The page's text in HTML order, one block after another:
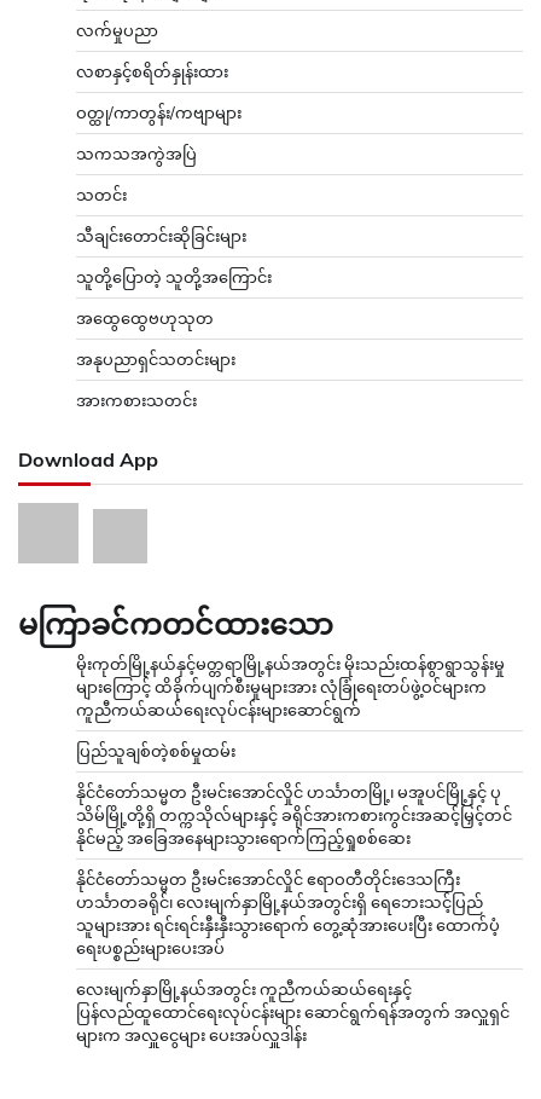
လက်မှုပညာ
လစာနှင့်စရိတ်နှုန်းထား
ဝတ္ထု/ကာတွန်း/ကဗျာများ
သကသအကွဲအပြဲ
သတင်း
သီချင်းတောင်းဆိုခြင်းများ
သူတို့ပြောတဲ့ သူတို့အကြောင်း
အထွေထွေဗဟုသုတ
အနုပညာရှင်သတင်းများ
အားကစားသတင်း
Download App
မကြာခင်ကတင်ထားသော
မိုးကုတ်မြို့နယ်နှင့်မတ္တရာမြို့နယ်အတွင်း မိုးသည်းထန်စွာရွာသွန်းမှု
များကြောင့် ထိခိုက်ပျက်စီးမှုများအား လုံခြုံရေးတပ်ဖွဲ့ဝင်များက
ကူညီကယ်ဆယ်ရေးလုပ်ငန်းများဆောင်ရွက်
ပြည်သူချစ်တဲ့စစ်မှုထမ်း
နိုင်ငံတော်သမ္မတ ဦးမင်းအောင်လှိုင် ဟင်္သာတမြို့၊ မအူပင်မြို့နှင့် ပု
သိမ်မြို့တို့ရှိ တက္ကသိုလ်များနှင့် ခရိုင်အားကစားကွင်းအဆင့်မြှင့်တင်
နိုင်မည့် အခြေအနေများသွားရောက်ကြည့်ရှုစစ်ဆေး
နိုင်ငံတော်သမ္မတ ဦးမင်းအောင်လှိုင် ဧရာဝတီတိုင်းဒေသကြီး
ဟင်္သာတခရိုင်၊ လေးမျက်နှာမြို့နယ်အတွင်းရှိ ရေဘေးသင့်ပြည်
သူများအား ရင်းရင်းနှီးနှီးသွားရောက် တွေ့ဆုံအားပေးပြီး ထောက်ပံ့
ရေးပစ္စည်းများပေးအပ်
လေးမျက်နှာမြို့နယ်အတွင်း ကူညီကယ်ဆယ်ရေးနှင့်
ပြန်လည်ထူထောင်ရေးလုပ်ငန်းများ ဆောင်ရွက်ရန်အတွက် အလှူရှင်
များက အလှူငွေများ ပေးအပ်လှူဒါန်း